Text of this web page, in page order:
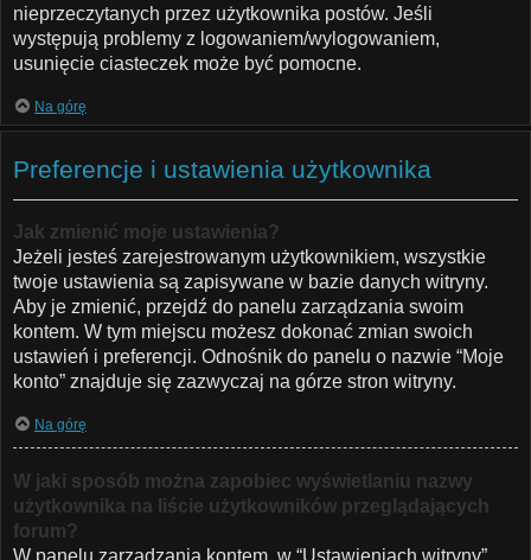
nieprzeczytanych przez użytkownika postów. Jeśli
występują problemy z logowaniem/wylogowaniem,
usunięcie ciasteczek może być pomocne.
Na górę
Preferencje i ustawienia użytkownika
Jak zmienić moje ustawienia?
Jeżeli jesteś zarejestrowanym użytkownikiem, wszystkie
twoje ustawienia są zapisywane w bazie danych witryny.
Aby je zmienić, przejdź do panelu zarządzania swoim
kontem. W tym miejscu możesz dokonać zmian swoich
ustawień i preferencji. Odnośnik do panelu o nazwie “Moje
konto” znajduje się zazwyczaj na górze stron witryny.
Na górę
W jaki sposób można zapobiec wyświetlaniu nazwy
użytkownika na liście użytkowników przeglądających
forum?
W panelu zarządzania kontem, w “Ustawieniach witryny”